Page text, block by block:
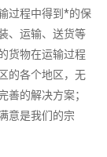
过程中得到*的保
、运输、送货等
货物在运输过程
的各个地区，无
善的解决方案；
意是我们的宗